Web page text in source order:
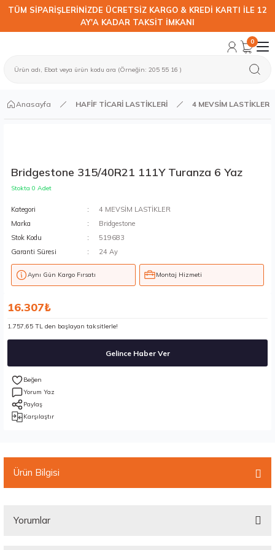
TÜM SİPARİŞLERİNİZDE ÜCRETSİZ KARGO & KREDİ KARTI İLE 12
AY'A KADAR TAKSİT İMKANI
0
Anasayfa HAFİF TİCARİ LASTİKLERİ 4 MEVSİM LASTİKLER
Bridgestone 315/40R21 111Y Turanza 6 Yaz
Stokta 0 Adet
Kategori
4 MEVSİM LASTİKLER
Marka
Bridgestone
Stok Kodu
519683
Garanti Süresi
24 Ay
Aynı Gün Kargo Fırsatı Montaj Hizmeti
16.307₺
1.757,65 TL den başlayan taksitlerle!
Gelince Haber Ver
Yorum Yaz
Paylaş
Karşılaştır
Ürün Bilgisi
Yorumlar